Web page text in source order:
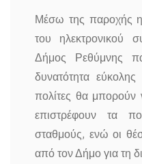
Μέσω της παροχής
του ηλεκτρονικού
Δήμος Ρεθύμνης
δυνατότητα
πολίτες θα
επιστρέφουν τα
σταθμούς, ενώ οι
από τον Δήμο για τη